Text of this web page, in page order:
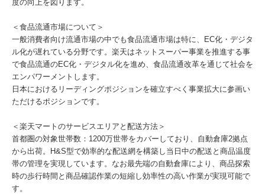
度の向上を図ります。
＜食品流通市場について＞
一般消費者向け流通市場の中でも食品流通市場は特に、EC化・デジタ
ル化が遅れている分野です。楽天はネットスーパー事業を推進する事
で食品流通のEC化・デジタル化を進め、食品流通改革を通じて社会を
エンパワーメントします。
日本におけるリーディングポジションを確立すべく事業拡大に参画い
ただけるポジションです。
＜楽天マートのサービスエリアと配送方法＞
首都圏の対象世帯数：1200万世帯をカバーしており、自動倉庫2拠点
から出荷。H&S型で効率的な配送網を構築し当日中の配送と商品温度
帯の管理を実現しています。なお最先端の自動倉庫により、商品探索
時の歩行時間と商品確認作業の短縮し効率性の高い作業が実現可能で
す。